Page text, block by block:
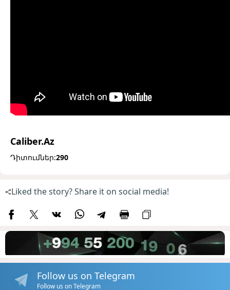
Caliber.Az
Դիտումներ:290
Liked the story? Share it on social media!
Follow us on Telegram
Follow us on Telegram